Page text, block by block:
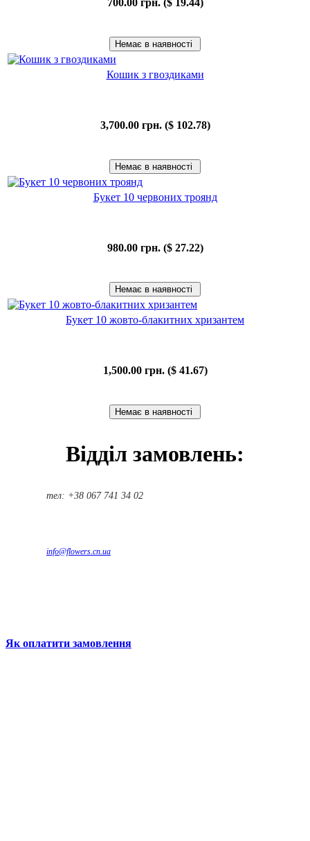
700.00 грн. ($ 19.44)
Кошик з гвоздиками
3,700.00 грн. ($ 102.78)
Букет 10 червоних троянд
980.00 грн. ($ 27.22)
Букет 10 жовто-блакитних хризантем
1,500.00 грн. ($ 41.67)
Відділ замовлень:
тел: +38 067 741 34 02
info@flowers.cn.ua
Як оплатити замовлення